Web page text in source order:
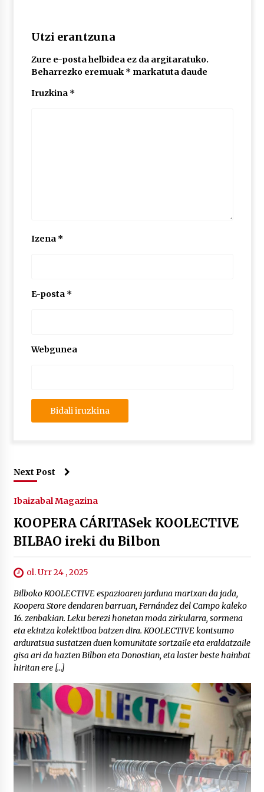
MUSIBLA #297: Bide, Boards Of Canada, Somak,
2026/07/02
Utzi erantzuna
Zure e-posta helbidea ez da argitaratuko.
Beharrezko eremuak * markatuta daude
Iruzkina *
Izena *
E-posta *
Webgunea
Next Post
Ibaizabal Magazina
KOOPERA CÁRITASek KOOLECTIVE
BILBAO ireki du Bilbon
ol. Urr 24 , 2025
Bilboko KOOLECTIVE espazioaren jarduna martxan da jada,
Koopera Store dendaren barruan, Fernández del Campo kaleko
16. zenbakian. Leku berezi honetan moda zirkularra, sormena
eta ekintza kolektiboa batzen dira. KOOLECTIVE kontsumo
arduratsua sustatzen duen komunitate sortzaile eta eraldatzaile
gisa ari da hazten Bilbon eta Donostian, eta laster beste hainbat
hiritan ere […]